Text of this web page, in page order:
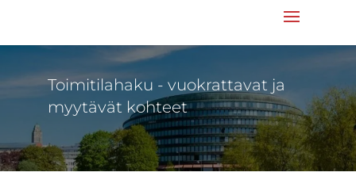
Toimitilahaku - vuokrattavat ja
myytävät kohteet